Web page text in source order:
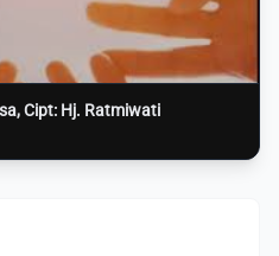
Cipt: Hj. Ratmiwati